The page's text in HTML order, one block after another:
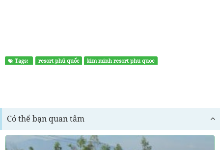
Tags: resort phú quốc kim minh resort phu quoc
Có thể bạn quan tâm